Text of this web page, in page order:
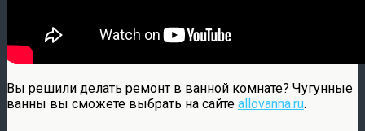
Вы решили делать ремонт в ванной комнате? Чугунные
ванны вы сможете выбрать на сайте allovanna.ru.